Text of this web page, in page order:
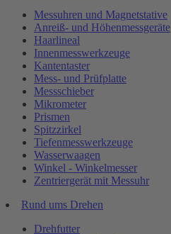
Messuhren und Magnetstative
Anreiß- und Höhenmessgeräte
Haarlineal
Innenmesswerkzeuge
Kantentaster
Mess- und Prüfplatte
Messschieber
Mikrometer
Prismen
Spitzzirkel
Tiefenmesswerkzeuge
Wasserwaagen
Winkel - Winkelmesser
Zentriergerät mit Messuhr
Rund ums Drehen
Drehfutter